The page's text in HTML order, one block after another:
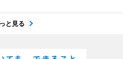
と見る